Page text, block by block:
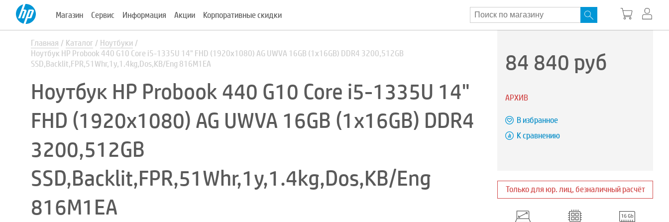
Магазин Сервис Информация Акции Корпоративные скидки
Главная Каталог
Ноутбуки
Ноутбук HP Probook 440 G10 Core i5-1335U 14" FHD (1920x1080) AG UWVA 16GB (1x16GB) DDR4 3200,512GB
SSD,Backlit,FPR,51Whr,1y,1.4kg,Dos,KB/Eng 816M1EA
Ноутбук HP Probook 440 G10 Core i5-1335U 14"
FHD (1920x1080) AG UWVA 16GB (1x16GB) DDR4
3200,512GB
SSD,Backlit,FPR,51Whr,1y,1.4kg,Dos,KB/Eng
816M1EA
84 840 руб
АРХИВ
В избранное
К сравнению
Только для юр. лиц, безналичный расчёт